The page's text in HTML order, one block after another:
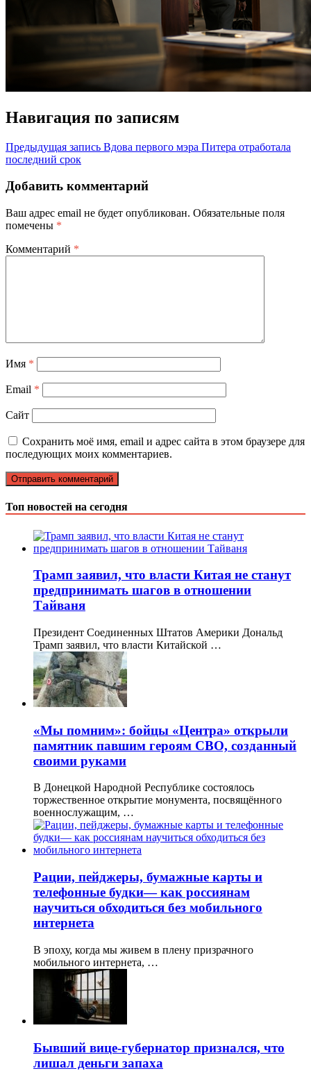
Навигация по записям
Предыдущая запись Вдова первого мэра Питера отработала
последний срок
Добавить комментарий
Ваш адрес email не будет опубликован. Обязательные поля
помечены *
Комментарий *
Имя *
Email *
Сайт
Сохранить моё имя, email и адрес сайта в этом браузере для
последующих моих комментариев.
Топ новостей на сегодня
Трамп заявил, что власти Китая не станут
предпринимать шагов в отношении
Тайваня
Президент Соединенных Штатов Америки Дональд
Трамп заявил, что власти Китайской …
«Мы помним»: бойцы «Центра» открыли
памятник павшим героям СВО, созданный
своими руками
В Донецкой Народной Республике состоялось
торжественное открытие монумента, посвящённого
военнослужащим, …
Рации, пейджеры, бумажные карты и
телефонные будки— как россиянам
научиться обходиться без мобильного
интернета
В эпоху, когда мы живем в плену призрачного
мобильного интернета, …
Бывший вице-губернатор признался, что
лишал деньги запаха